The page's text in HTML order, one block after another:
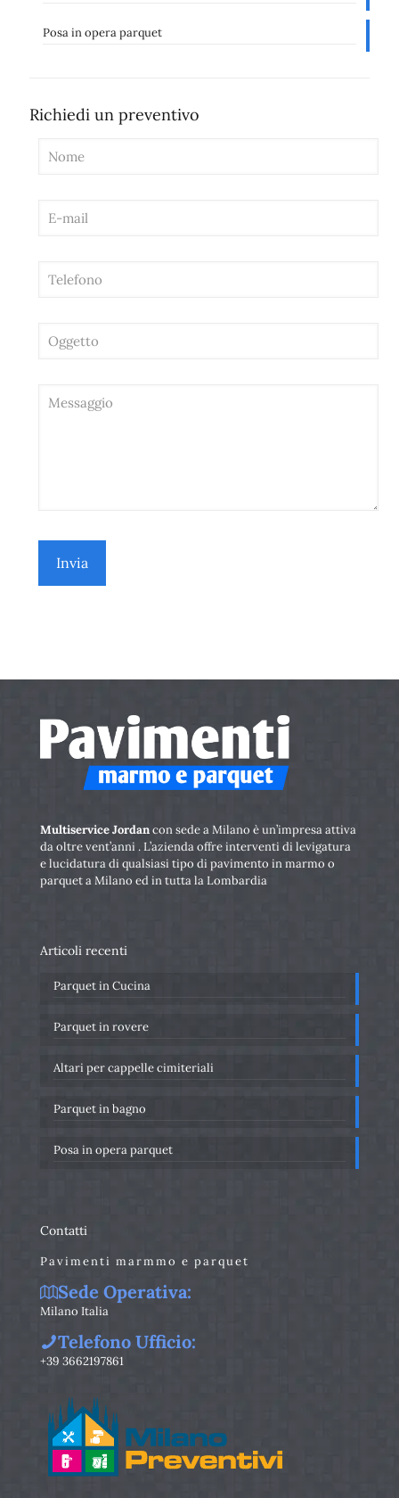
Posa in opera parquet
Richiedi un preventivo
Multiservice Jordancon sede a Milano è un’impresa attiva
da oltre vent’anni . L’azienda offre interventi di levigatura
e lucidatura di qualsiasi tipo di pavimento in marmo o
parquet a Milano ed in tutta la Lombardia
Articoli recenti
Parquet in Cucina
Parquet in rovere
Altari per cappelle cimiteriali
Parquet in bagno
Posa in opera parquet
Contatti
Pavimenti marmmo e parquet
Sede Operativa:
Milano Italia
Telefono Ufficio:
+39 3662197861